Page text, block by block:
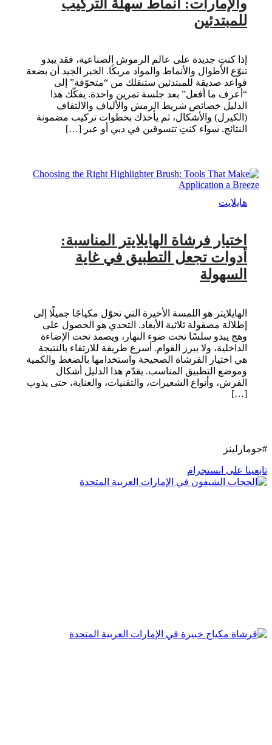
والإمارات: أنماط سهلة التركيب
للمبتدئين
إذا كنتِ جديدة على عالم الرموش الصناعية، فقد يبدو
تنوّع الأطوال والأنماط والمواد مربكًا. الخبر الجيد أن بضعة
قواعد صديقة للمبتدئين ستنقلك من “متخوّفة” إلى
“أعرف ما أفعل” بعد جلسة تمرين واحدة. يفكّك هذا
الدليل خصائص شريط الرمش والألياف والالتفاف
(الكيرل) والأشكال، ثم يأخذك بخطوات تركيب مضمونة
النتائج. سواء كنتِ تتسوقين في دبي أو عبر […]
هايلايت
اختيار فرشاة الهايلايتر المناسبة:
أدوات تجعل التطبيق في غاية
السهولة
الهايلايتر هو اللمسة الأخيرة التي تحوّل مكياجًا جميلًا إلى
إطلالة مصقولة ثلاثية الأبعاد. التحدي هو الحصول على
وهج يبدو سلسًا تحت ضوء النهار، ويصمد تحت الإضاءة
الداخلية، ولا يبرز القوام. أسرع طريقة للارتقاء بالنتيجة
هي اختيار الفرشاة الصحيحة واستخدامها بالضغط والكمية
وموضع التطبيق المناسب. يقدّم هذا الدليل أشكال
الفرش، وأنواع الشعيرات، والتقنيات، والعناية، حتى يذوب
[…]
#جومارلينز
تابعينا على انستجرام